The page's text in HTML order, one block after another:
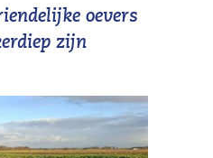
oevers
zijn